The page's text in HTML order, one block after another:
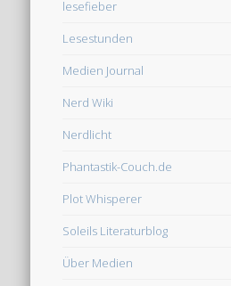
lesefieber
Lesestunden
Medien Journal
Nerd Wiki
Nerdlicht
Phantastik-Couch.de
Plot Whisperer
Soleils Literaturblog
Über Medien